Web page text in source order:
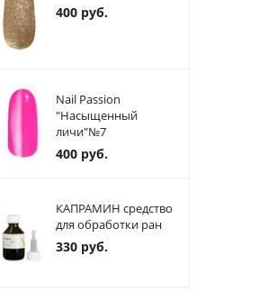
400 руб.
Nail Passion
"Насыщенный
личи"№7
400 руб.
КАПРАМИН средство
для обработки ран
330 руб.